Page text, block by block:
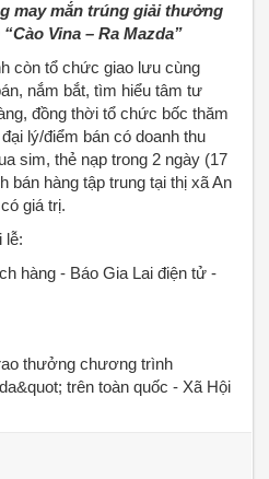
may mắn trúng giải thưởng
Vina – Ra Mazda”
còn tổ chức giao lưu cùng
nắm bắt, tìm hiểu tâm tư
đồng thời tổ chức bốc thăm
lý/điểm bán có doanh thu
sim, thẻ nạp trong 2 ngày (17
bán hàng tập trung tại thị xã An
giá trị.
lễ: